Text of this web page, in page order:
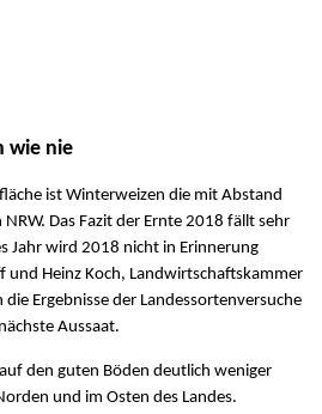
wie nie
ist Winterweizen die mit Abstand
Das Fazit der Ernte 2018 fällt sehr
Jahr wird 2018 nicht in Erinnerung
und Heinz Koch, Landwirtschaftskammer
Ergebnisse der Landessortenversuche
Aussaat.
den guten Böden deutlich weniger
und im Osten des Landes.